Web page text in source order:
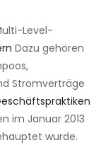
Level-
Dazu gehören
Stromverträge
im Januar 2013
wurde.